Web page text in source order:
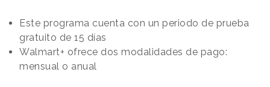
Este programa cuenta con un periodo de prueba
gratuito de 15 días
Walmart+ ofrece dos modalidades de pago:
mensual o anual